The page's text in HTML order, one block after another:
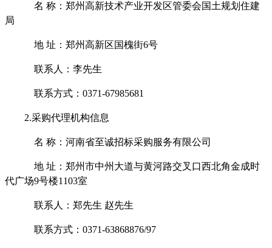
名 称：郑州高新技术产业开发区管委会国土规划住建
局
地 址：郑州高新区国槐街6号
联系人：李先生
联系方式： 0371-67985681
2.采购代理机构信息
名 称：河南省至诚招标采购服务有限公司
地 址：郑州市中州大道与黄河路交叉口西北角金成时
代广场9号楼1103室
联系人：郑先生 赵先生
联系方式： 0371-63868876/97